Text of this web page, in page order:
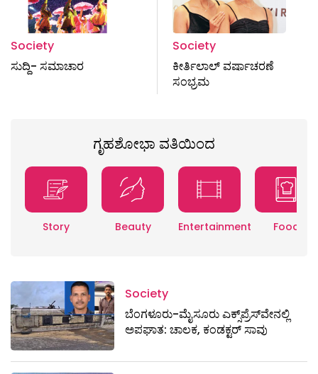
Society
ಸುದ್ದಿ- ಸಮಾಚಾರ
Society
ಕೀರ್ತಿಲಾಲ್ ವರ್ಷಾಚರಣೆ
ಸಂಭ್ರಮ
ಗೃಹಶೋಭಾ ವತಿಯಿಂದ
Story Beauty Entertainment Food
Society
ಬೆಂಗಳೂರು-ಮೈಸೂರು ಎಕ್ಸ್​ಪ್ರೆಸ್‌ವೇನಲ್ಲಿ
ಅಪಘಾತ: ಚಾಲಕ, ಕಂಡಕ್ಟರ್ ಸಾವು